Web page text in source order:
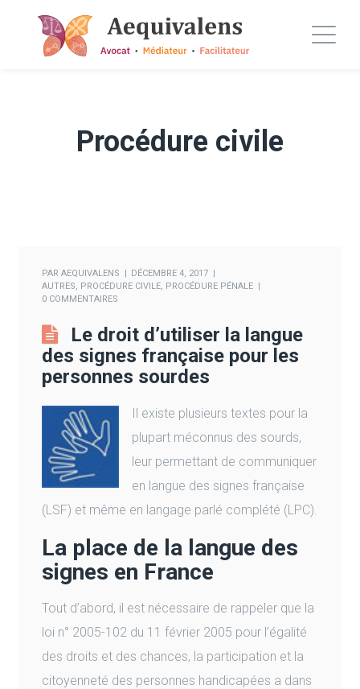
Procédure civile
PARAEQUIVALENS
DÉCEMBRE 4, 2017
AUTRES, PROCÉDURE CIVILE, PROCÉDURE PÉNALE
0 COMMENTAIRES
Le droit d’utiliser la langue
des signes française pour les
personnes sourdes
Il existe plusieurs textes pour la
plupart méconnus des sourds,
leur permettant de communiquer
en langue des signes française
(LSF) et même en langage parlé complété (LPC).
La place de la langue des
signes en France
Tout d’abord, il est nécessaire de rappeler que la
loi n° 2005-102 du 11 février 2005 pour l’égalité
des droits et des chances, la participation et la
citoyenneté des personnes handicapées a dans